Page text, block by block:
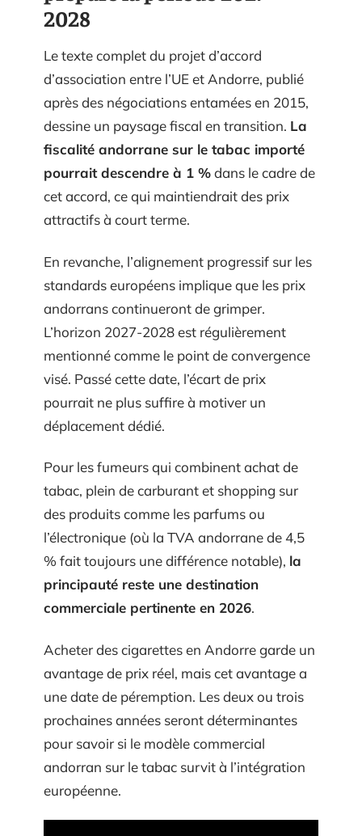
2028
Le texte complet du projet d’accord
d’association entre l’UE et Andorre, publié
après des négociations entamées en 2015,
dessine un paysage fiscal en transition. La
fiscalité andorrane sur le tabac importé
pourrait descendre à 1 %dans le cadre de
cet accord, ce qui maintiendrait des prix
attractifs à court terme.
En revanche, l’alignement progressif sur les
standards européens implique que les prix
andorrans continueront de grimper.
L’horizon 2027-2028 est régulièrement
mentionné comme le point de convergence
visé. Passé cette date, l’écart de prix
pourrait ne plus suffire à motiver un
déplacement dédié.
Pour les fumeurs qui combinent achat de
tabac, plein de carburant et shopping sur
des produits comme les parfums ou
l’électronique (où la TVA andorrane de 4,5
% fait toujours une différence notable), la
principauté reste une destination
commerciale pertinente en 2026.
Acheter des cigarettes en Andorre garde un
avantage de prix réel, mais cet avantage a
une date de péremption. Les deux ou trois
prochaines années seront déterminantes
pour savoir si le modèle commercial
andorran sur le tabac survit à l’intégration
européenne.